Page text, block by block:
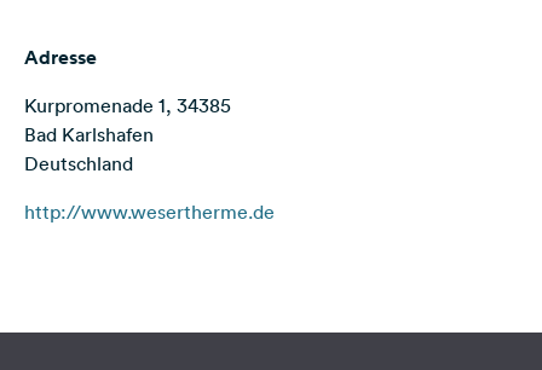
auf
Media
Facebook
Adresse
Kurpromenade 1, 34385
Bad Karlshafen
Deutschland
http://www.wesertherme.de